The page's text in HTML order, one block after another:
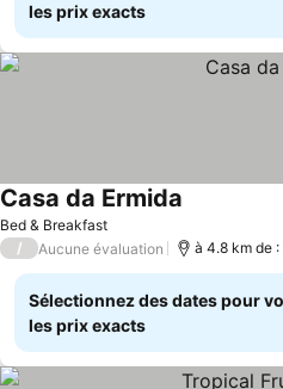
les prix exacts
Bed & Breakfast
Casa da Ermida
/ Aucune évaluation à 4.8 km de
Sélectionnez des dates pour
les prix exacts